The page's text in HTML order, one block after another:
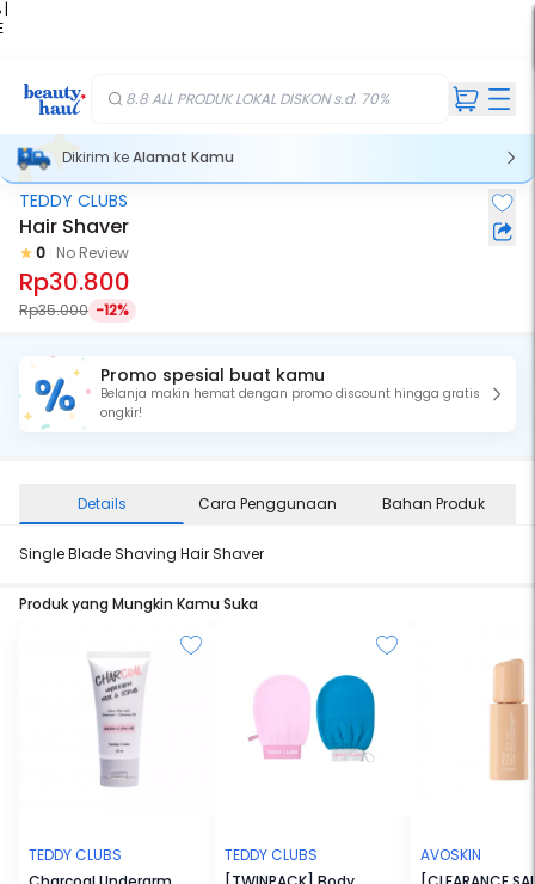
|
8.8 ALL PRODUK LOKAL DISKON s.d. 70%
Dikirim keAlamat Kamu
TEDDY CLUBS
Hair Shaver
0 No Review
Rp30.800
Rp35.000 -12%
Promo spesial buat kamu
Belanja makin hemat dengan promo discount hingga gratis
ongkir!
Details Cara Penggunaan Bahan Produk
Single Blade Shaving Hair Shaver
Produk yang Mungkin Kamu Suka
TEDDY CLUBS
TEDDY CLUBS
AVOSKIN